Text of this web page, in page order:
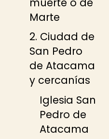
Marte
2. Ciudad de
San Pedro
de Atacama
y cercanías
Iglesia San
Pedro de
Atacama